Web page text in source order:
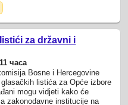
za državni i
часа
Bosne i Hercegovine
listića za Opće izbore
mogu vidjeti kako će
zakonodavne institucije na